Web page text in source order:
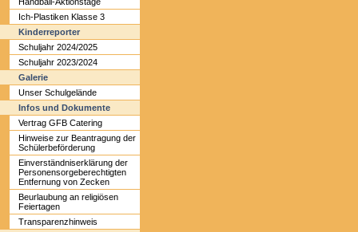
Ich-Plastiken Klasse 3
Kinderreporter
Schuljahr 2024/2025
Schuljahr 2023/2024
Galerie
Unser Schulgelände
Infos und Dokumente
Vertrag GFB Catering
Hinweise zur Beantragung der
Schülerbeförderung
Einverständniserklärung der
Personensorgeberechtigten
Entfernung von Zecken
Beurlaubung an religiösen
Feiertagen
Transparenzhinweis